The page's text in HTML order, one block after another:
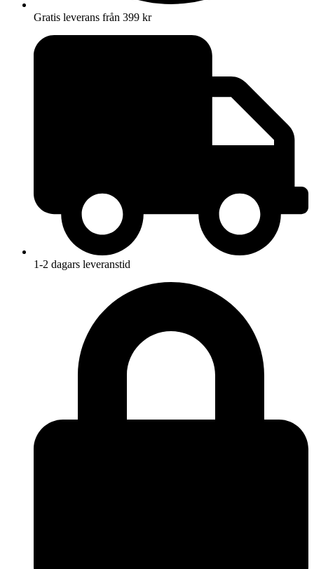
Gratis leverans från 399 kr
1-2 dagars leveranstid